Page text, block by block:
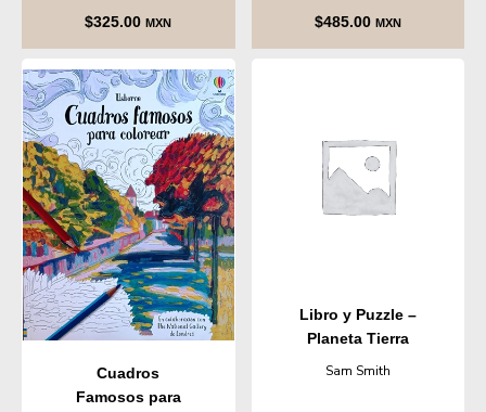
$325.00 MXN $485.00 MXN
Cuadros
Famosos para
Libro y Puzzle –
Planeta Tierra
Sam Smith